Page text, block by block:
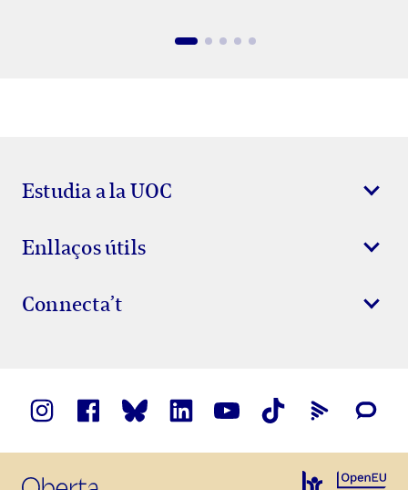
Estudia a la UOC
Enllaços útils
Connecta’t